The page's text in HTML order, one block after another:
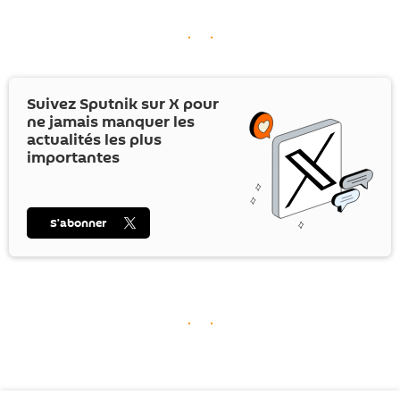
Suivez Sputnik surX pour
ne jamais manquer les
actualités les plus
importantes
S’abonner